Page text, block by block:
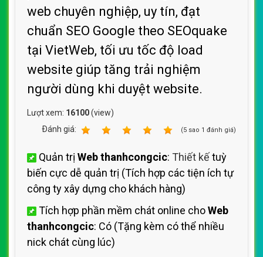
web chuyên nghiệp, uy tín, đạt
chuẩn SEO Google theo SEOquake
tại VietWeb, tối ưu tốc độ load
website giúp tăng trải nghiệm
người dùng khi duyệt website.
Lượt xem: 16100(view)
Ðánh giá:
(5 sao 1 đánh giá)
Quản trị Web thanhcongcic: Thiết kếtuỳ
biến cực dễ quản trị (Tích hợp các tiện ích tự
công ty xây dựng cho khách hàng)
Tích hợp phần mềm chát online choWeb
thanhcongcic: Có (Tặng kèm có thể nhiều
nick chát cùng lúc)